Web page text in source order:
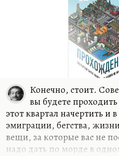
Конечно, стоит.
вы будете
этот квартал начертить и
эмиграции, бегства,
вещи, за которые вас не
надо дать по морде в